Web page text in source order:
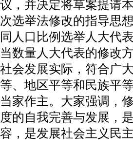
议，并决定将草案提请
次选举法修改的指导思
同人口比例选举人大代
当数量人大代表的修改
社会发展实际，符合广
等、地区平等和民族平
当家作主。大家强调，
度的自我完善与发展，
容，是发展社会主义民